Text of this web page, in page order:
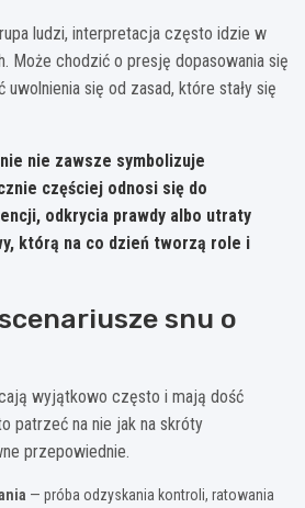
ludzi, interpretacja często idzie w
Może chodzić o presję dopasowania się
się od zasad, które stały się
nie zawsze symbolizuje
częściej odnosi się do
odkrycia prawdy albo utraty
którą na co dzień tworzą role i
snu o
wyjątkowo często i mają dość
patrzeć na nie jak na skróty
przepowiednie.
— próba odzyskania kontroli, ratowania